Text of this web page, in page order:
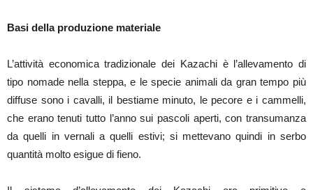
Basi della produzione materiale
L’attività economica tradizionale dei Kazachi è l’allevamento di
tipo nomade nella steppa, e le specie animali da gran tempo più
diffuse sono i cavalli, il bestiame minuto, le pecore e i cammelli,
che erano tenuti tutto l’anno sui pascoli aperti, con transumanza
da quelli in vernali a quelli estivi; si mettevano quindi in serbo
quantità molto esigue di fieno.